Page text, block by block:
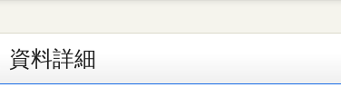
資料詳細